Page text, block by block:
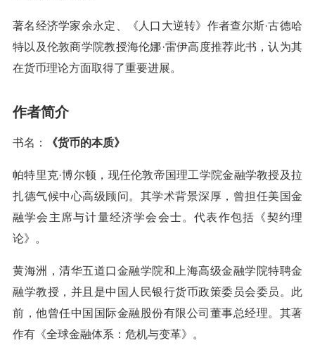
著名经济学家余永定、《人口大逆转》作者查尔斯·古德哈
特以及伦敦商学院教授海伦娜·雷伊高度推荐此书，认为其
在货币理论方面取得了重要进展。
作者简介
书名： 《货币的本质》
帕特里克·博尔顿，现任伦敦帝国理工学院金融学教授及拉
扎德气候中心高级顾问。其学术背景深厚，曾担任美国金
融学会主席与计量经济学会会士。代表作包括《契约理
论》。
黄海洲，清华五道口金融学院和上海高级金融学院特聘金
融学教授，并且是中国人民银行货币政策委员会委员。此
前，他曾任中国国际金融股份有限公司董事总经理。其著
作有《全球金融体系：危机与变革》。